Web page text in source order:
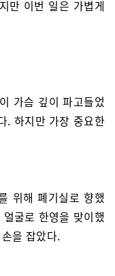
만 이번 일은 가볍게
가슴 깊이 파고들었
. 하지만 가장 중요한
위해 폐기실로 향했
굴로 한영을 맞이했
을 잡았다.